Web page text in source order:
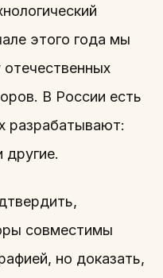
этого года мы
В России есть
разрабатывают:
совместимы
но доказать,